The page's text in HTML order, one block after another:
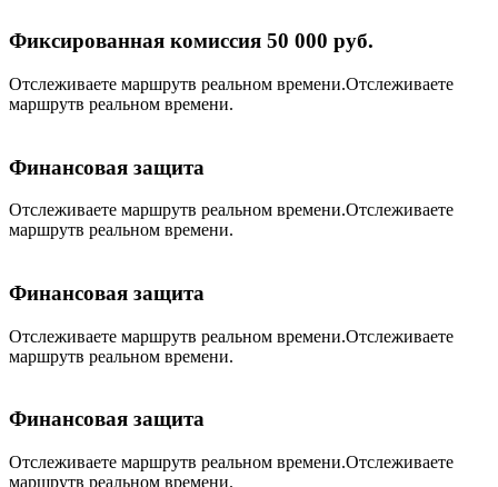
Фиксированная комиссия 50 000 руб.
Отслеживаете маршрутв реальном времени.Отслеживаете
маршрутв реальном времени.
Финансовая защита
Отслеживаете маршрутв реальном времени.Отслеживаете
маршрутв реальном времени.
Финансовая защита
Отслеживаете маршрутв реальном времени.Отслеживаете
маршрутв реальном времени.
Финансовая защита
Отслеживаете маршрутв реальном времени.Отслеживаете
маршрутв реальном времени.